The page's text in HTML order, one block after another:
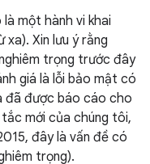
một hành vi khai
Xin lưu ý rằng
trọng trước đây
giá là lỗi bảo mật có
đã được báo cáo cho
mới của chúng tôi,
đây là vấn đề có
trọng).